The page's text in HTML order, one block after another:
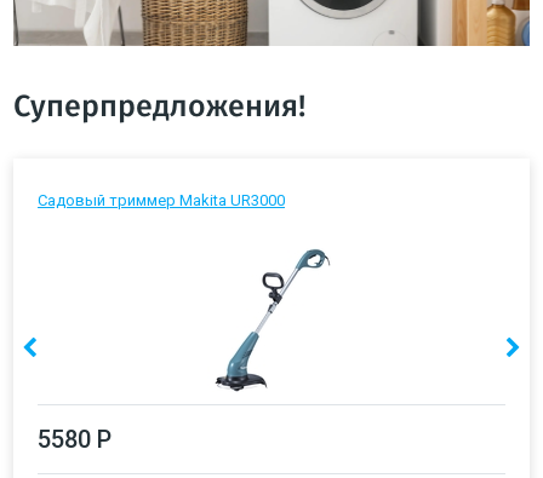
Суперпредложения!
Садовый триммер Makita UR3000
5580 Р